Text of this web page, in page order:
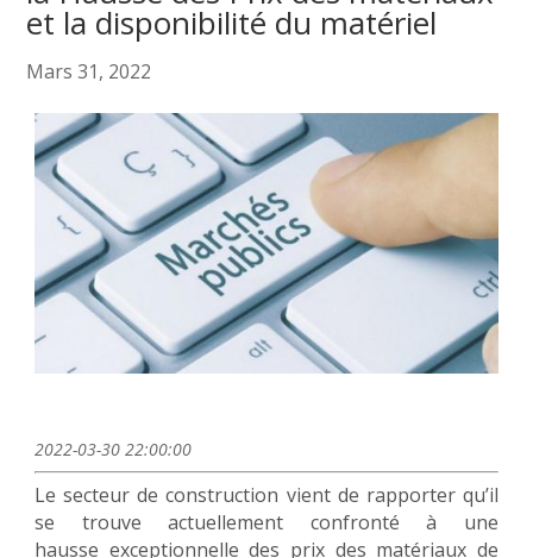
et la disponibilité du matériel
Mars 31, 2022
2022-03-30 22:00:00
Le secteur de construction vient de rapporter qu’il
se trouve actuellement confronté à une
hausse exceptionnelle des prix des matériaux de